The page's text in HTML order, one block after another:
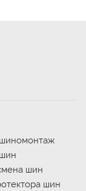
шин
шин